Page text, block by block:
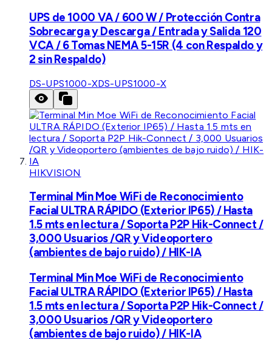
UPS de 1000 VA / 600 W / Protección Contra
Sobrecarga y Descarga / Entrada y Salida 120
VCA / 6 Tomas NEMA 5-15R (4 con Respaldo y
2 sin Respaldo)
DS-UPS1000-XDS-UPS1000-X
HIKVISION
Terminal Min Moe WiFi de Reconocimiento
Facial ULTRA RÁPIDO (Exterior IP65) / Hasta
1.5 mts en lectura / Soporta P2P Hik-Connect /
3,000 Usuarios /QR y Videoportero
(ambientes de bajo ruido) / HIK-IA
Terminal Min Moe WiFi de Reconocimiento
Facial ULTRA RÁPIDO (Exterior IP65) / Hasta
1.5 mts en lectura / Soporta P2P Hik-Connect /
3,000 Usuarios /QR y Videoportero
(ambientes de bajo ruido) / HIK-IA